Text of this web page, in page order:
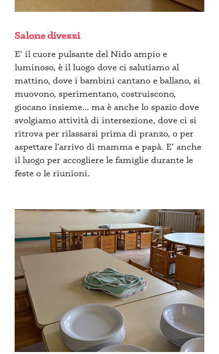
Salone divezzi
E’ il cuore pulsante del Nido ampio e
luminoso, è il luogo dove ci salutiamo al
mattino, dove i bambini cantano e ballano, si
muovono, sperimentano, costruiscono,
giocano insieme… ma è anche lo spazio dove
svolgiamo attività di intersezione, dove ci si
ritrova per rilassarsi prima di pranzo, o per
aspettare l’arrivo di mamma e papà. E’ anche
il luogo per accogliere le famiglie durante le
feste o le riunioni.